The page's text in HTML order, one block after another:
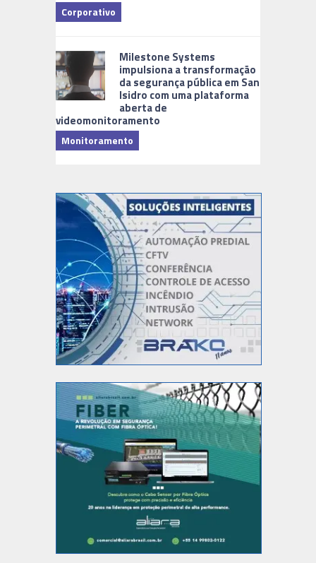
Corporativo
Milestone Systems
impulsiona a transformação
da segurança pública em San
Isidro com uma plataforma
aberta de
videomonitoramento
Monitoramento